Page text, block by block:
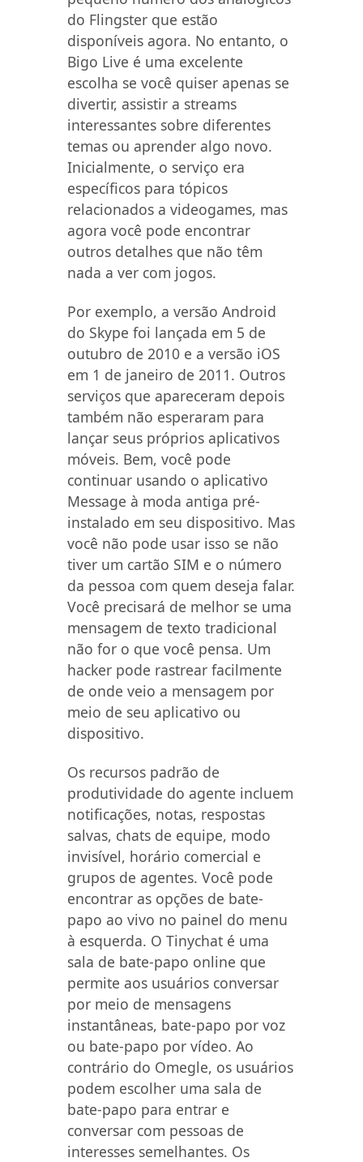
do Flingster que estão
disponíveis agora. No entanto, o
Bigo Live é uma excelente
escolha se você quiser apenas se
divertir, assistir a streams
interessantes sobre diferentes
temas ou aprender algo novo.
Inicialmente, o serviço era
específicos para tópicos
relacionados a videogames, mas
agora você pode encontrar
outros detalhes que não têm
nada a ver com jogos.
Por exemplo, a versão Android
do Skype foi lançada em 5 de
outubro de 2010 e a versão iOS
em 1 de janeiro de 2011. Outros
serviços que apareceram depois
também não esperaram para
lançar seus próprios aplicativos
móveis. Bem, você pode
continuar usando o aplicativo
Message à moda antiga pré-
instalado em seu dispositivo. Mas
você não pode usar isso se não
tiver um cartão SIM e o número
da pessoa com quem deseja falar.
Você precisará de melhor se uma
mensagem de texto tradicional
não for o que você pensa. Um
hacker pode rastrear facilmente
de onde veio a mensagem por
meio de seu aplicativo ou
dispositivo.
Os recursos padrão de
produtividade do agente incluem
notificações, notas, respostas
salvas, chats de equipe, modo
invisível, horário comercial e
grupos de agentes. Você pode
encontrar as opções de bate-
papo ao vivo no painel do menu
à esquerda. O Tinychat é uma
sala de bate-papo online que
permite aos usuários conversar
por meio de mensagens
instantâneas, bate-papo por voz
ou bate-papo por vídeo. Ao
contrário do Omegle, os usuários
podem escolher uma sala de
bate-papo para entrar e
conversar com pessoas de
interesses semelhantes. Os